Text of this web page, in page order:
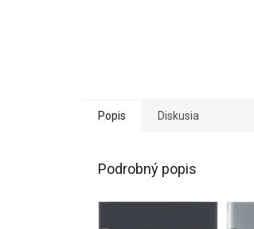
Popis Diskusia
Podrobný popis